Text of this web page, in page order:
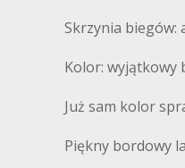
Skrzynia biegów:
Kolor: wyjątkowy
Już sam kolor
Piękny bordowy